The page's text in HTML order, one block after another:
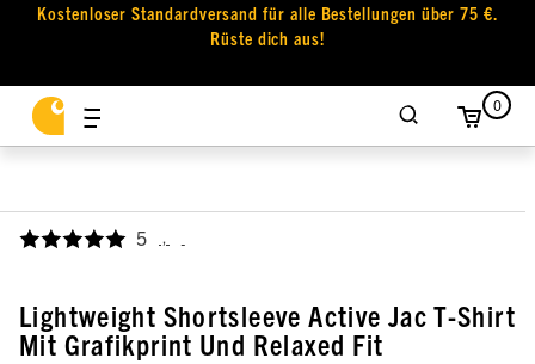
Kostenloser Standardversand für alle Bestellungen über 75 €.
Rüste dich aus!
0
5 ,
Lightweight Shortsleeve Active Jac T-Shirt
Mit Grafikprint Und Relaxed Fit